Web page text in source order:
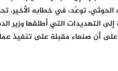
توعّد، في خطابه الأخير،
التهديدات التي أطلقها وزير
على أن صنعاء مقبلة على تنفيذ